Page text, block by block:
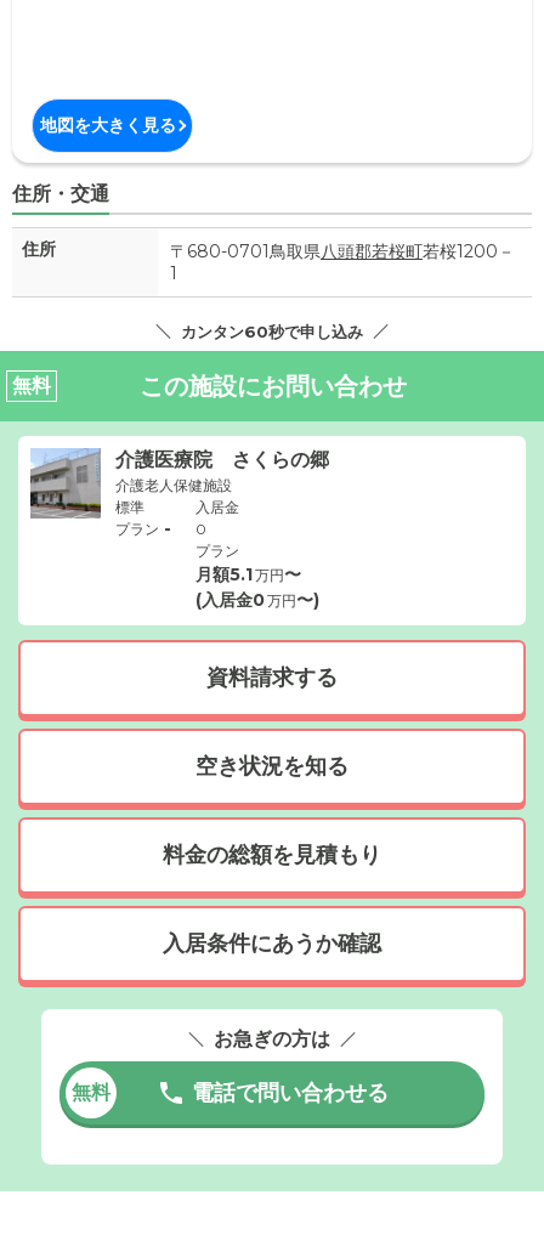
地図を大きく見る
住所・交通
住所 〒680-0701鳥取県八頭郡若桜町若桜1200－
1
カンタン60秒で申し込み
無料 この施設にお問い合わせ
介護医療院 さくらの郷
介護老人保健施設
標準
プラン -
入居金
0
プラン
月額5.1万円〜
(入居金0万円〜)
資料請求する
空き状況を知る
料金の総額を見積もり
入居条件にあうか確認
お急ぎの方は
無料 電話で問い合わせる